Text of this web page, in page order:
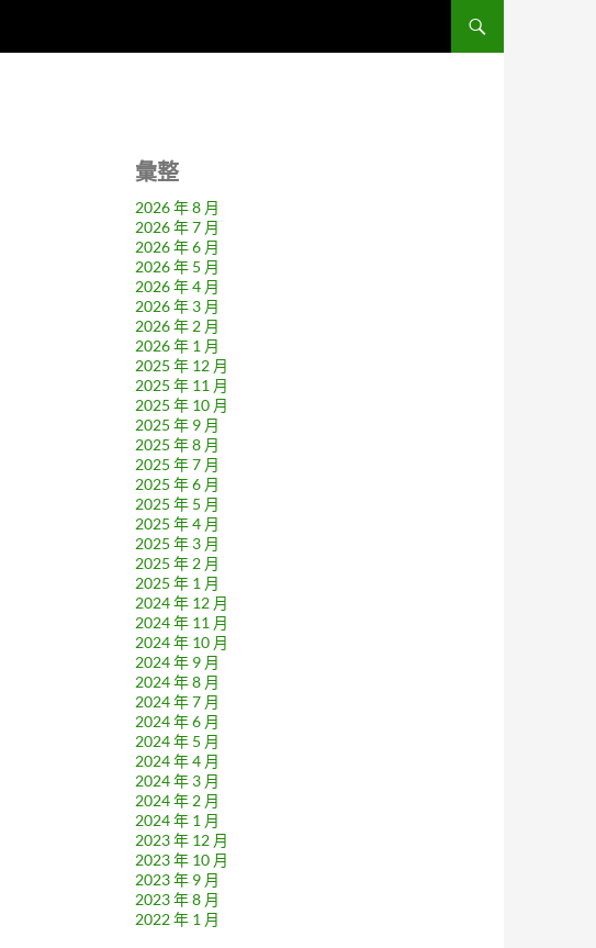
彙整
2026 年 8 月
2026 年 7 月
2026 年 6 月
2026 年 5 月
2026 年 4 月
2026 年 3 月
2026 年 2 月
2026 年 1 月
2025 年 12 月
2025 年 11 月
2025 年 10 月
2025 年 9 月
2025 年 8 月
2025 年 7 月
2025 年 6 月
2025 年 5 月
2025 年 4 月
2025 年 3 月
2025 年 2 月
2025 年 1 月
2024 年 12 月
2024 年 11 月
2024 年 10 月
2024 年 9 月
2024 年 8 月
2024 年 7 月
2024 年 6 月
2024 年 5 月
2024 年 4 月
2024 年 3 月
2024 年 2 月
2024 年 1 月
2023 年 12 月
2023 年 10 月
2023 年 9 月
2023 年 8 月
2022 年 1 月